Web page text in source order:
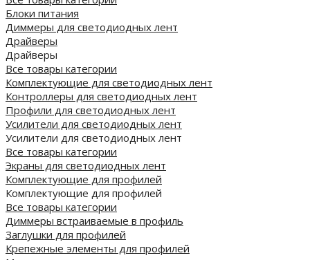
Блоки питания
Диммеры для светодиодных лент
Драйверы
Драйверы
Все товары категории
Комплектующие для светодиодных лент
Контроллеры для светодиодных лент
Профили для светодиодных лент
Усилители для светодиодных лент
Усилители для светодиодных лент
Все товары категории
Экраны для светодиодных лент
Комплектующие для профилей
Комплектующие для профилей
Все товары категории
Диммеры встраиваемые в профиль
Заглушки для профилей
Крепежные элементы для профилей